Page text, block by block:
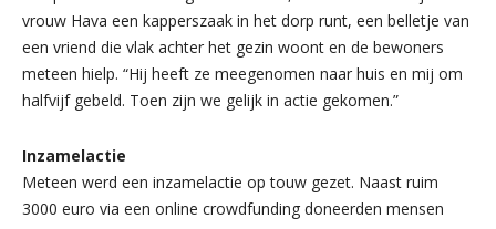
vrouw Hava een kapperszaak in het dorp runt, een belletje van
een vriend die vlak achter het gezin woont en de bewoners
meteen hielp. “Hij heeft ze meegenomen naar huis en mij om
halfvijf gebeld. Toen zijn we gelijk in actie gekomen.”
Inzamelactie
Meteen werd een inzamelactie op touw gezet. Naast ruim
3000 euro via een online crowdfunding doneerden mensen